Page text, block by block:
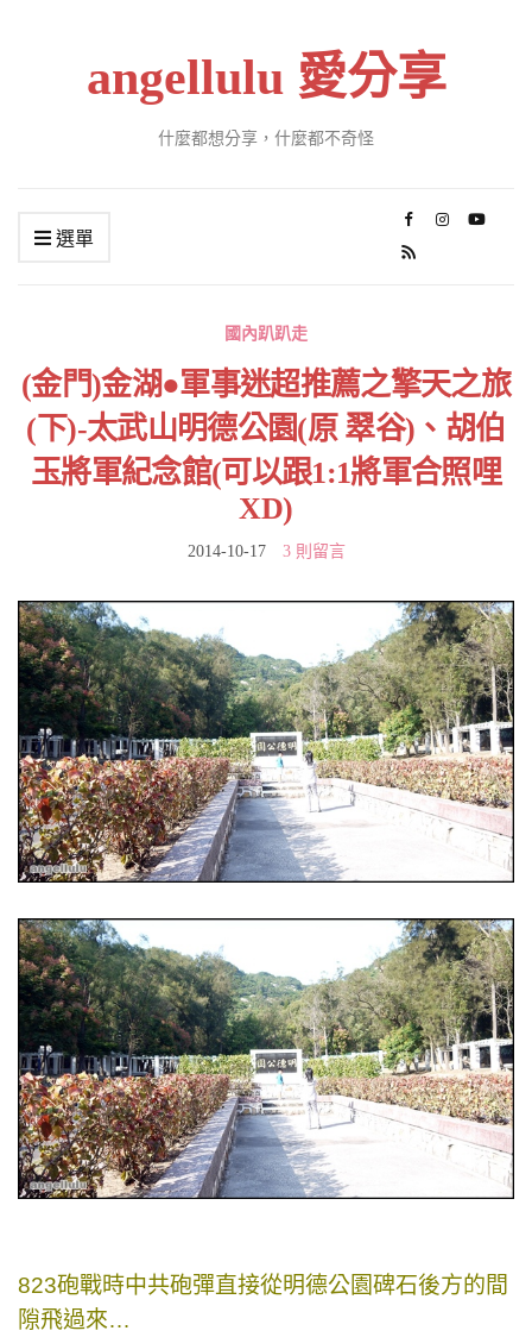
angellulu 愛分享
什麼都想分享，什麼都不奇怪
選單
國內趴趴走
(金門)金湖●軍事迷超推薦之擎天之旅
(下)-太武山明德公園(原 翠谷)、胡伯
玉將軍紀念館(可以跟1:1將軍合照哩
XD)
2014-10-17 3 則留言
823砲戰時中共砲彈直接從明德公園碑石後方的間
隙飛過來…